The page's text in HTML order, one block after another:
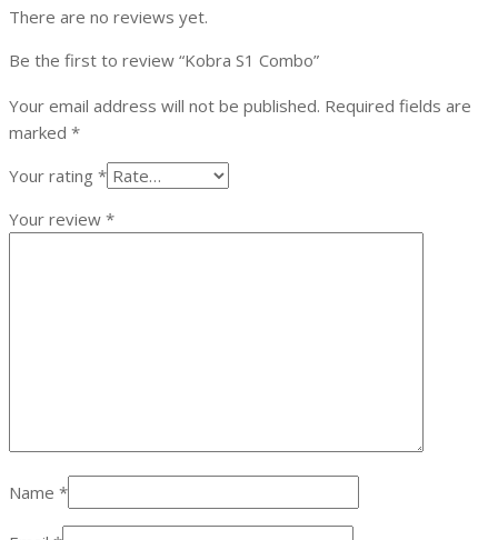
There are no reviews yet.
Be the first to review “Kobra S1 Combo”
Your email address will not be published. Required fields are
marked *
Your rating *
Your review *
Name *